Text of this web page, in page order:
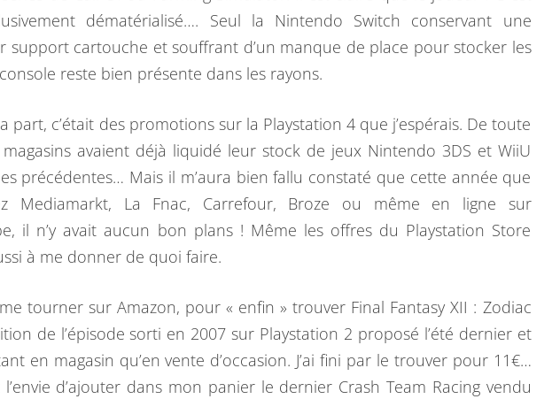
?
dématérialisé…. Seul la Nintendo Switch conservant une
support cartouche et souffrant d’un manque de place pour stocker les
reste bien présente dans les rayons.
part, c’était des promotions sur la Playstation 4 que j’espérais. De toute
avaient déjà liquidé leur stock de jeux Nintendo 3DS et WiiU
précédentes… Mais il m’aura bien fallu constaté que cette année que
Mediamarkt, La Fnac, Carrefour, Broze ou même en ligne sur
il n’y avait aucun bon plans ! Même les offres du Playstation Store
à me donner de quoi faire.
me tourner sur Amazon, pour « enfin » trouver Final Fantasy XII : Zodiac
de l’épisode sorti en 2007 sur Playstation 2 proposé l’été dernier et
en magasin qu’en vente d’occasion. J’ai fini par le trouver pour 11€…
d’ajouter dans mon panier le dernier Crash Team Racing vendu